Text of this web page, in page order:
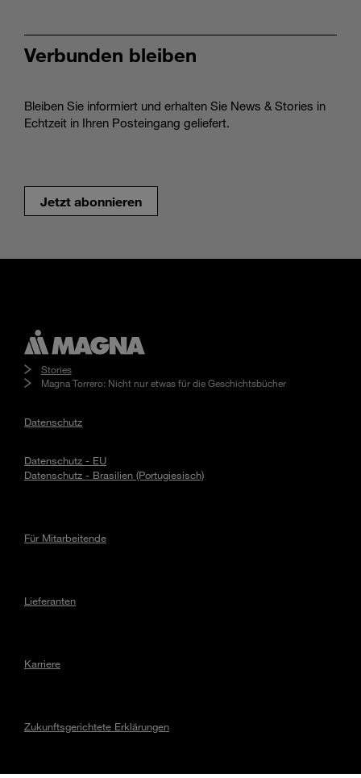
Verbunden bleiben
Bleiben Sie informiert und erhalten Sie News & Stories in
Echtzeit in Ihren Posteingang geliefert.
Jetzt abonnieren
Stories
Magna Torrero: Nicht nur etwas für die Geschichtsbücher
Datenschutz
Datenschutz - EU
Datenschutz - Brasilien (Portugiesisch)
Für Mitarbeitende
Lieferanten
Karriere
Zukunftsgerichtete Erklärungen